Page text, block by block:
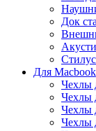
Док
Для Macbook
Чехлы
Чехлы
Чехлы
Чехлы